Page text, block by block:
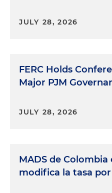
JULY 28, 2026
FERC Holds
Major PJM
JULY 28, 2026
MADS de
modifica la tasa